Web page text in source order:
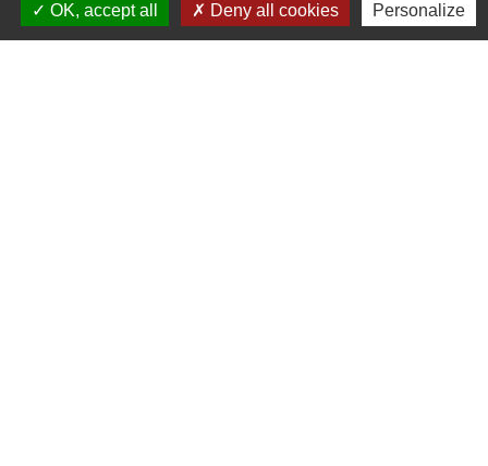
OK, accept all
Deny all cookies Personalize